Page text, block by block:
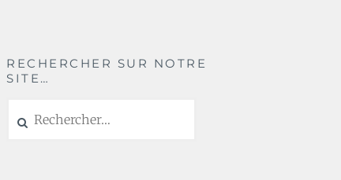
RECHERCHER SUR NOTRE
SITE…